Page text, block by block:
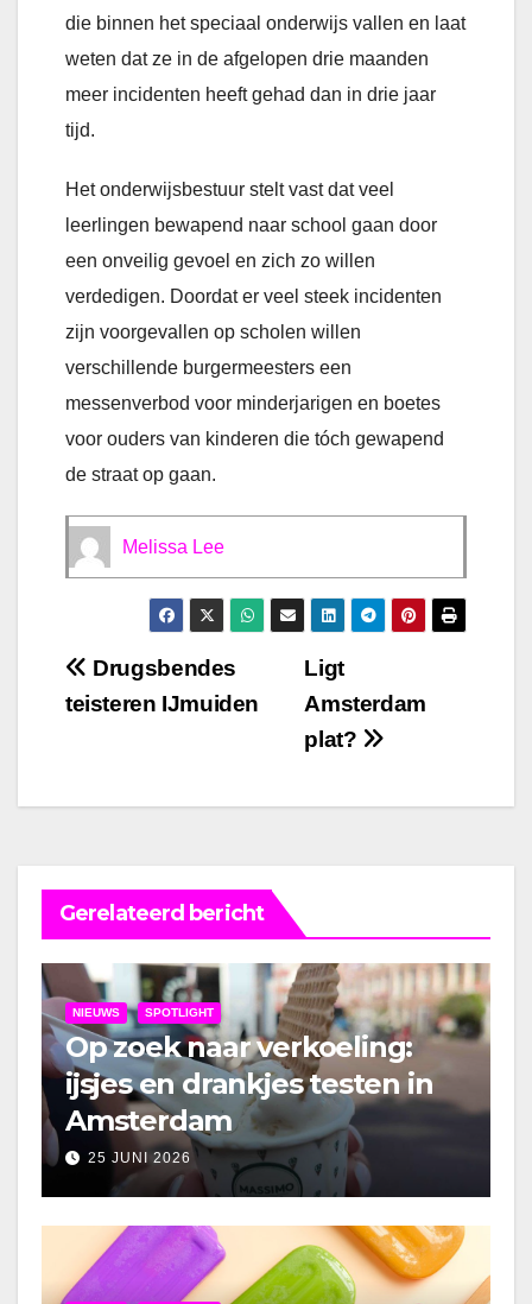
die binnen het speciaal onderwijs vallen en laat
weten dat ze in de afgelopen drie maanden
meer incidenten heeft gehad dan in drie jaar
tijd.
Het onderwijsbestuur stelt vast dat veel
leerlingen bewapend naar school gaan door
een onveilig gevoel en zich zo willen
verdedigen. Doordat er veel steek incidenten
zijn voorgevallen op scholen willen
verschillende burgermeesters een
messenverbod voor minderjarigen en boetes
voor ouders van kinderen die tóch gewapend
de straat op gaan.
Melissa Lee
Bericht
navigatie
Ligt
Amsterdam
plat?
Drugsbendes
teisteren IJmuiden
Gerelateerd bericht
NIEUWS SPOTLIGHT
Op zoek naar verkoeling:
ijsjes en drankjes testen in
Amsterdam
25 JUNI 2026